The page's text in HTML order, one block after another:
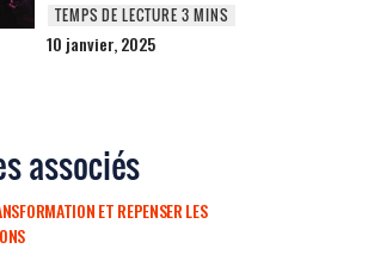
10 janvier, 2025
associés
ET REPENSER LES